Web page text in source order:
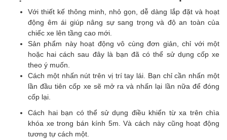
Với thiết kế thông minh, nhỏ gọn, dễ dàng lắp đặt và hoạt
động êm ái giúp nâng sự sang trọng và độ an toàn của
chiếc xe lên tầng cao mới.
Sản phẩm này hoạt động vô cùng đơn giản, chỉ với một
hoặc hai cách sau đây là bạn đã có thể sử dụng cốp xe
theo ý muốn.
Cách một nhấn nút trên vị trí tay lái. Bạn chỉ cần nhấn một
lần đầu tiên cốp xe sẽ mở ra và nhấn lại lần nữa để đóng
cốp lại.
Cách hai bạn có thể sử dụng điều khiển từ xa trên chìa
khóa xe trong bán kính 5m. Và cách này cũng hoạt động
tương tự cách một.